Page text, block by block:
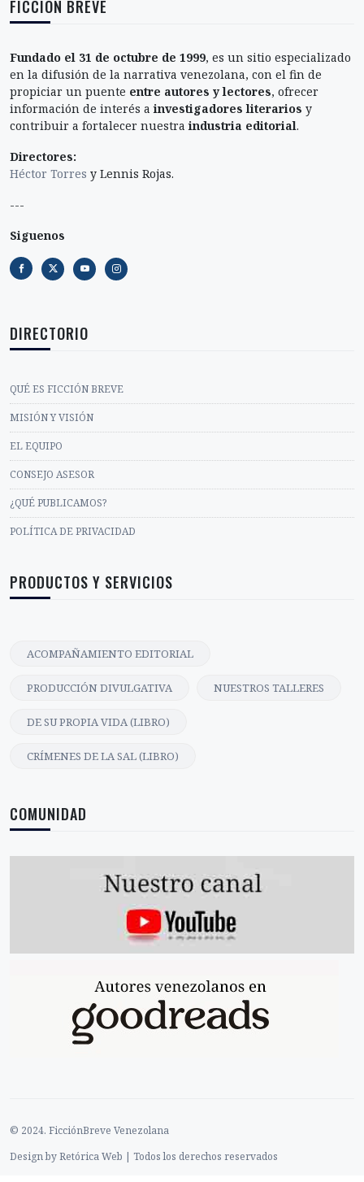
FICCIÓN BREVE
Fundado el 31 de octubre de 1999, es un sitio especializado
en la difusión de la narrativa venezolana, con el fin de
propiciar un puente entre autores y lectores, ofrecer
información de interés ainvestigadores literarios y
contribuir a fortalecer nuestraindustria editorial.
Directores:
Héctor Torres y Lennis Rojas.
---
Siguenos
DIRECTORIO
QUÉ ES FICCIÓN BREVE
MISIÓN Y VISIÓN
EL EQUIPO
CONSEJO ASESOR
¿QUÉ PUBLICAMOS?
POLÍTICA DE PRIVACIDAD
PRODUCTOS Y SERVICIOS
ACOMPAÑAMIENTO EDITORIAL
PRODUCCIÓN DIVULGATIVA NUESTROS TALLERES
DE SU PROPIA VIDA (LIBRO)
CRÍMENES DE LA SAL (LIBRO)
COMUNIDAD
© 2024. FicciónBreve Venezolana
Design by Retórica Web | Todos los derechos reservados